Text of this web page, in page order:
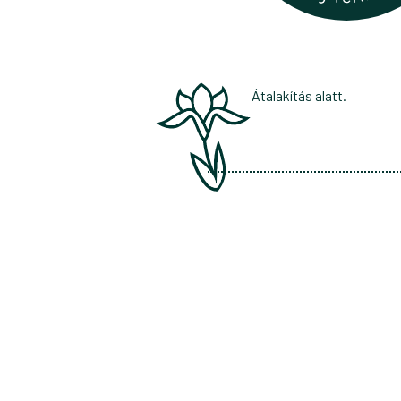
Átalakítás alatt.